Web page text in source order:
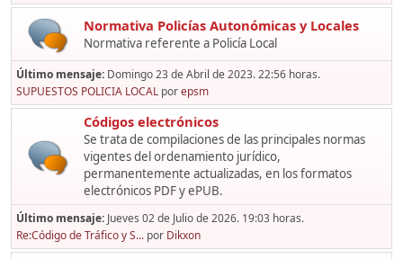
Normativa Policías Autonómicas y Locales
Normativa referente a Policía Local
Último mensaje: Domingo 23 de Abril de 2023. 22:56 horas.
SUPUESTOS POLICIA LOCAL porepsm
Códigos electrónicos
Se trata de compilaciones de las principales normas
vigentes del ordenamiento jurídico,
permanentemente actualizadas, en los formatos
electrónicos PDF y ePUB.
Último mensaje: Jueves 02 de Julio de 2026. 19:03 horas.
Re:Código de Tráfico y S... por Dikxon